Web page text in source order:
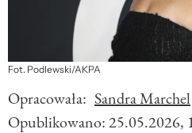
Fot. Podlewski/AKPA
Opracowała: Sandra Marchel
Opublikowano:25.05.2026,